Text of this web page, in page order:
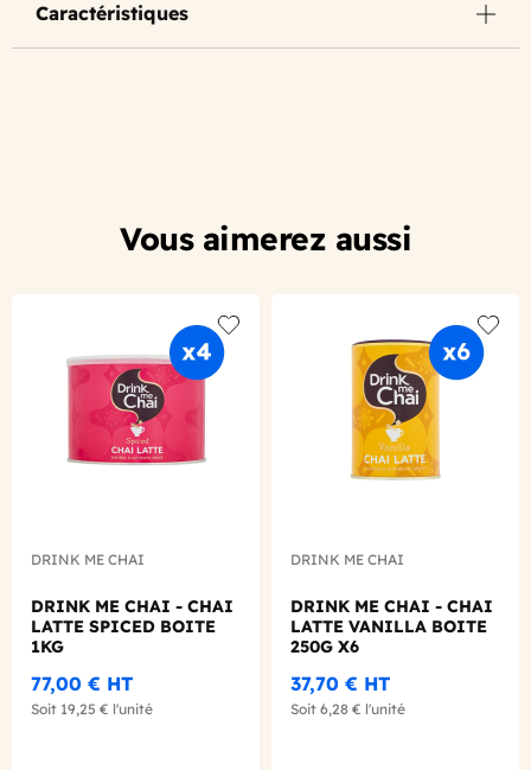
Caractéristiques
Vous aimerez aussi
Add to wishlist
DRINK ME CHAI
DRINK ME CHAI - CHAI
LATTE SPICED BOITE
1KG
77,00 € HT
Soit 19,25 € l'unité
Add
DRINK ME CHAI
DRINK ME CHAI - CHAI
LATTE VANILLA BOITE
250G X6
37,70 € HT
Soit 6,28 € l'unité